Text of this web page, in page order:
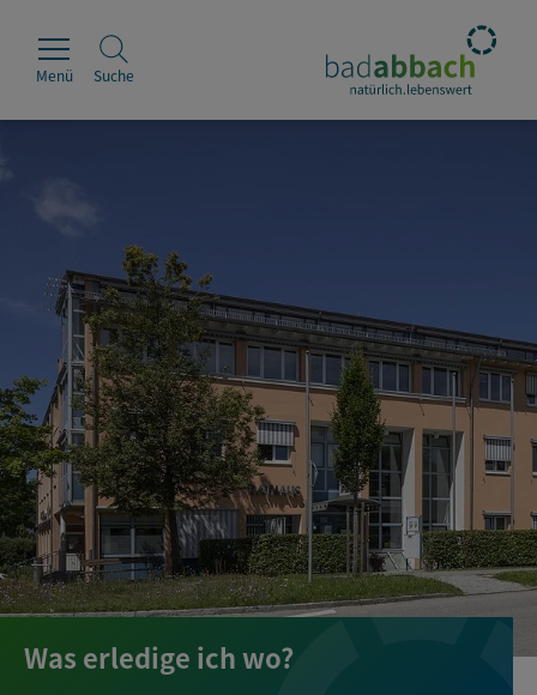
Leben & Wohnen
Wirtschaft & Handel
Menü Suche
Was erledige ich wo?